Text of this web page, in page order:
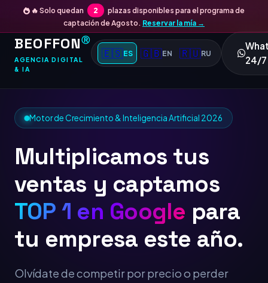
🔥 Solo quedan 2
plazas disponibles para el programa de
captación de Agosto. Reservar la mía →
BEOFFONⓇ
AGENCIA DIGITAL
& IA
🇪🇸ES 🇬🇧EN 🇷🇺RU
24/7
Motor de Crecimiento & Inteligencia Artificial 2026
Multiplicamos tus
ventas y captamos
TOP 1 en Googpara tu
empresa este año.
Olvídate de competir por precio o perder